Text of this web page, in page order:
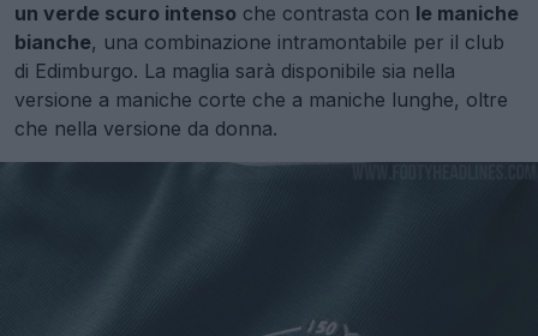
un verde scuro intenso che contrasta con le maniche
bianche, una combinazione intramontabile per il club
di Edimburgo. La maglia sarà disponibile sia nella
versione a maniche corte che a maniche lunghe, oltre
che nella versione da donna.